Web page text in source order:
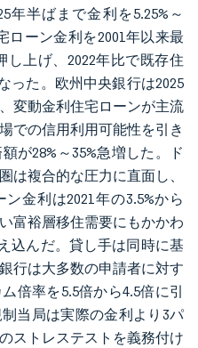
年半ばまで金利を5.25%～
ローン金利を2001年以来最
し上げ、2022年比で既存住
った。欧州中央銀行は2025
変動金利住宅ローンが主流
での信用利用可能性を引き
が28%～35%急増した。ド
は複合的な圧力に直面し、
金利は2021年の3.5%から
富裕層移住需要にもかかわ
込んだ。貸し手は同時に基
行は大多数の申請者に対す
倍率を5.5倍から4.5倍に引
当局は実際の金利より3パ
ストレステストを義務付け